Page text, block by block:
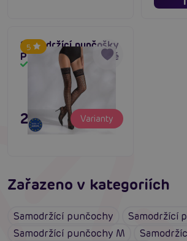
5
Samodržící punčošky
Passion ST017 černé
Skladem
239 Kč Varianty
Zařazeno v kategoriích
Samodržící punčochy
Samodržící
Samodržící punčochy M